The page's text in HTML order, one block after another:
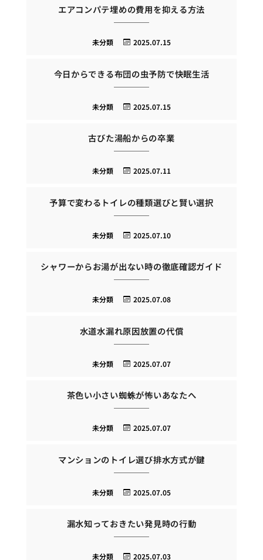
エアコンパテ埋めの費用を抑える方法
2025.07.15
未分類
今日からできる布団の虫予防で快眠生活
2025.07.15
未分類
古びた湯船からの卒業
2025.07.11
未分類
予算で変わるトイレの種類選びと賢い選択
2025.07.10
未分類
シャワーからお湯が出ない時の徹底確認ガイド
2025.07.08
未分類
水道水漏れ原因放置の代償
2025.07.07
未分類
茶色い小さい蜘蛛が怖いあなたへ
2025.07.07
未分類
マンションのトイレ選び排水方式が鍵
2025.07.05
未分類
漏水知っておきたい発見時の行動
2025.07.03
未分類